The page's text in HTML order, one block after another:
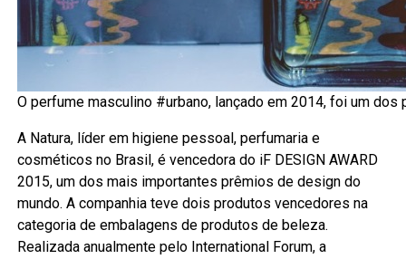
O perfume masculino #urbano, lançado em 2014, foi um dos
A Natura, líder em higiene pessoal, perfumaria e
cosméticos no Brasil, é vencedora do iF DESIGN AWARD
2015, um dos mais importantes prêmios de design do
mundo. A companhia teve dois produtos vencedores na
categoria de embalagens de produtos de beleza.
Realizada anualmente pelo International Forum, a